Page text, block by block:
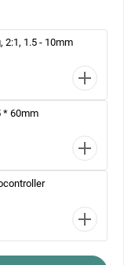
2:1, 1.5 - 10mm
* 60mm